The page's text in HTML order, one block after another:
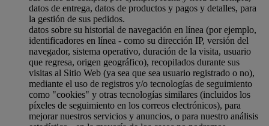
datos de entrega, datos de productos y pagos y detalles, para
la gestión de sus pedidos.
datos sobre su historial de navegación en línea (por ejemplo,
identificadores en línea - como su dirección IP, versión del
navegador, sistema operativo, duración de la visita, usuario
que regresa, origen geográfico), recopilados durante sus
visitas al Sitio Web (ya sea que sea usuario registrado o no),
mediante el uso de registros y/o tecnologías de seguimiento
como "cookies" y otras tecnologías similares (incluidos los
píxeles de seguimiento en los correos electrónicos), para
mejorar nuestros servicios y anuncios, o para nuestro análisis